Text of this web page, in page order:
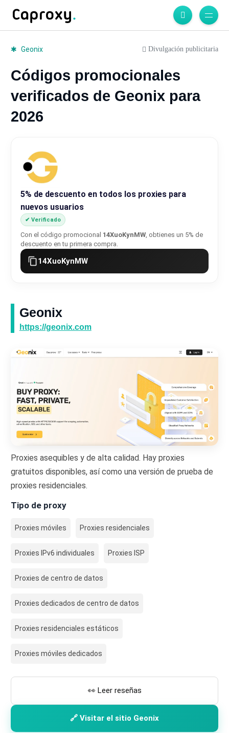
Geonix Divulgación publicitaria
Códigos promocionales
verificados de Geonix para
2026
5% de descuento en todos los proxies para
nuevos usuarios
✔ Verificado
Con el código promocional 14XuoKynMW, obtienes un 5% de
descuento en tu primera compra.
14XuoKynMW
Geonix
https://geonix.com
Proxies asequibles y de alta calidad. Hay proxies
gratuitos disponibles, así como una versión de prueba de
proxies residenciales.
Tipo de proxy
Proxies móviles Proxies residenciales
Proxies IPv6 individuales Proxies ISP
Proxies de centro de datos
Proxies dedicados de centro de datos
Proxies residenciales estáticos
Proxies móviles dedicados
👀 Leer reseñas
🔗 Visitar el sitio Geonix